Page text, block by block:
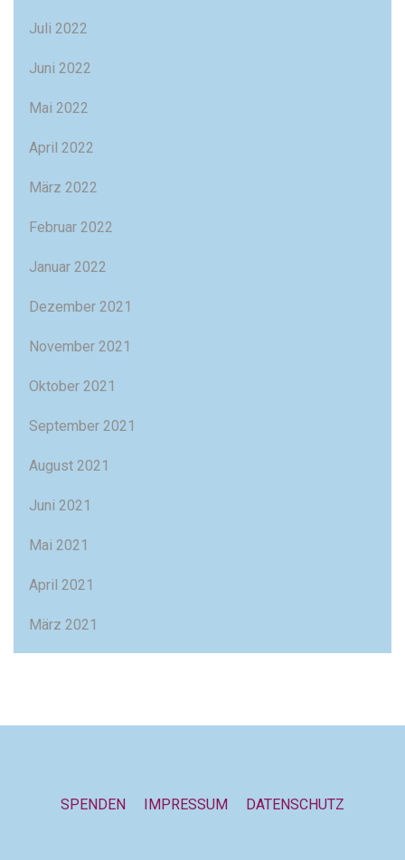
Juli 2022
Juni 2022
Mai 2022
April 2022
März 2022
Februar 2022
Januar 2022
Dezember 2021
November 2021
Oktober 2021
September 2021
August 2021
Juni 2021
Mai 2021
April 2021
März 2021
SPENDEN IMPRESSUM DATENSCHUTZ